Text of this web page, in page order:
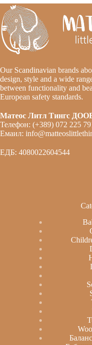
Our Scandinavian brands
design, style and a wide
between functionality and
European safety standards.
Матеос Литл Тингс
Телефон: (+389) 072 225
Емаил:
ЕДБ: 4080022604544